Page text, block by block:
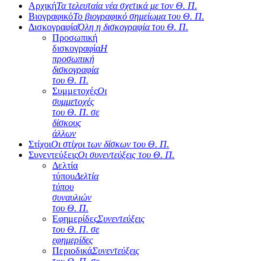
ΑρχικήΤα τελευταία νέα σχετικά με τον Θ. Π.
ΒιογραφικόΤο βιογραφικό σημείωμα του Θ. Π.
ΔισκογραφίαΌλη η δισκογραφία του Θ. Π.
Προσωπική
δισκογραφίαΗ
προσωπική
δισκογραφία
του Θ. Π.
ΣυμμετοχέςΟι
συμμετοχές
του Θ. Π. σε
δίσκους
άλλων
ΣτίχοιΟι στίχοι των δίσκων του Θ. Π.
ΣυνεντεύξειςΟι συνεντεύξεις του Θ. Π.
Δελτία
τύπουΔελτία
τύπου
συναυλιών
του Θ. Π.
ΕφημερίδεςΣυνεντεύξεις
του Θ. Π. σε
εφημερίδες
ΠεριοδικάΣυνεντεύξεις